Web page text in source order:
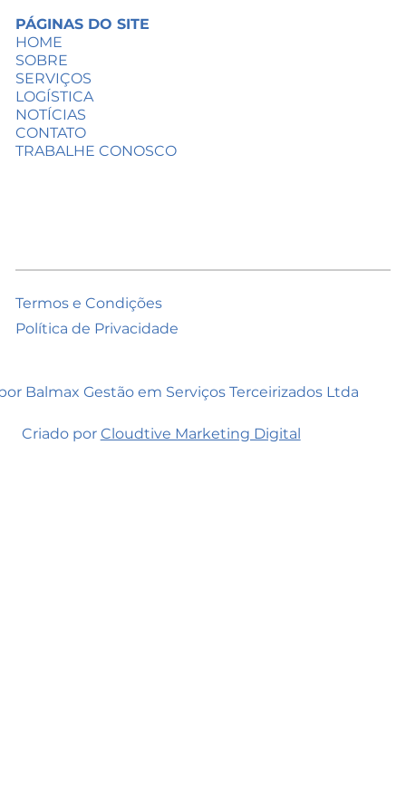
PÁGINAS DO SITE
HOME
SOBRE
SERVIÇOS
LOGÍSTICA
NOTÍCIAS
CONTATO
TRABALHE CONOSCO
Termos e Condições
Política de Privacidade
Balmax Gestão em Serviços Terceirizados Ltda
Criado por Cloudtive Marketing Digital